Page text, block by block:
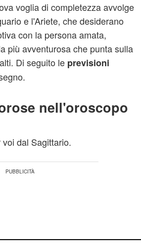
voglia di completezza avvolge
e l'Ariete, che desiderano
con la persona amata,
più avventurosa che punta sulla
Di seguito le previsioni
nell'oroscopo
dal Sagittario.